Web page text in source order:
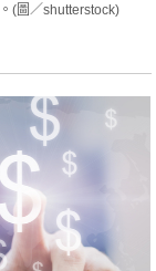
(圖／shutterstock)